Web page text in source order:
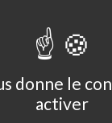
donne le
activer